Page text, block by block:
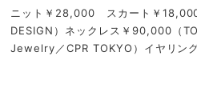
ニット￥28,000 スカート￥
DESIGN）ネックレス￥90,000（
Jewelry／CPR TOKYO）イヤリン